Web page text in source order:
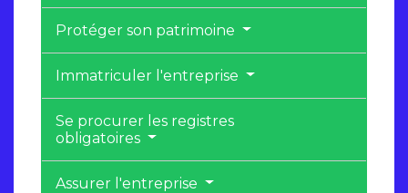
Protéger son patrimoine
Immatriculer l'entreprise
Se procurer les registres
obligatoires
Assurer l'entreprise